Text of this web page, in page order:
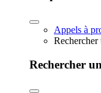
Appels à
Rechercher
Rechercher